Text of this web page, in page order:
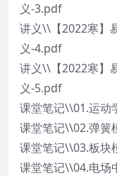
义-3.pdf
讲义\\【2022寒】
义-4.pdf
讲义\\【2022寒】
义-5.pdf
课堂笔记\\01.运动
课堂笔记\\02.弹簧
课堂笔记\\03.板块
课堂笔记\\04.电场